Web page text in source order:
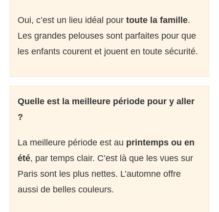
Oui, c’est un lieu idéal pour toute la famille.
Les grandes pelouses sont parfaites pour que
les enfants courent et jouent en toute sécurité.
Quelle est la meilleure période pour y aller
?
La meilleure période est au printemps ou en
été, par temps clair. C’est là que les vues sur
Paris sont les plus nettes. L’automne offre
aussi de belles couleurs.